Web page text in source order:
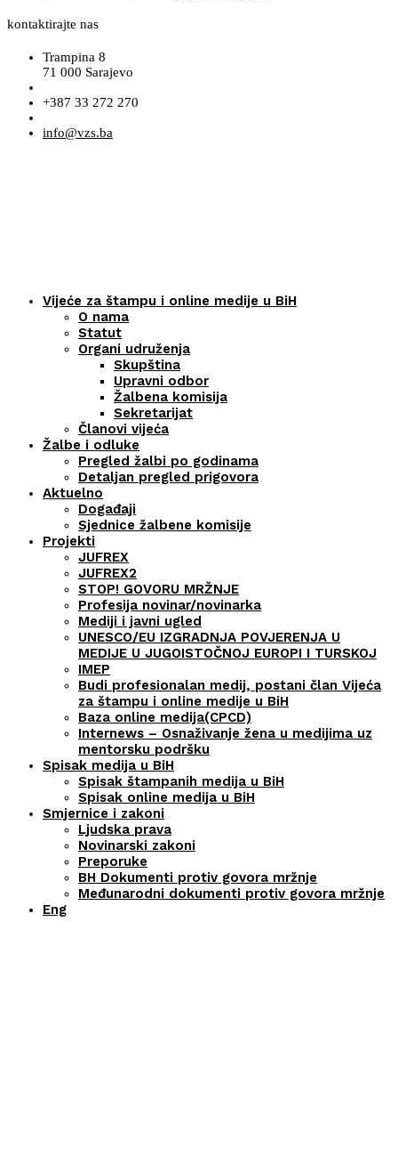
kontaktirajte nas
Trampina 8
71 000 Sarajevo
+387 33 272 270
info@vzs.ba
Vijeće za štampu i online medije u BiH
O nama
Statut
Organi udruženja
Skupština
Upravni odbor
Žalbena komisija
Sekretarijat
Članovi vijeća
Žalbe i odluke
Pregled žalbi po godinama
Detaljan pregled prigovora
Aktuelno
Događaji
Sjednice žalbene komisije
Projekti
JUFREX
JUFREX2
STOP! GOVORU MRŽNJE
Profesija novinar/novinarka
Mediji i javni ugled
UNESCO/EU IZGRADNJA POVJERENJA U
MEDIJE U JUGOISTOČNOJ EUROPI I TURSKOJ
IMEP
Budi profesionalan medij, postani član Vijeća
za štampu i online medije u BiH
Baza online medija(CPCD)
Internews – Osnaživanje žena u medijima uz
mentorsku podršku
Spisak medija u BiH
Spisak štampanih medija u BiH
Spisak online medija u BiH
Smjernice i zakoni
Ljudska prava
Novinarski zakoni
Preporuke
BH Dokumenti protiv govora mržnje
Međunarodni dokumenti protiv govora mržnje
Eng